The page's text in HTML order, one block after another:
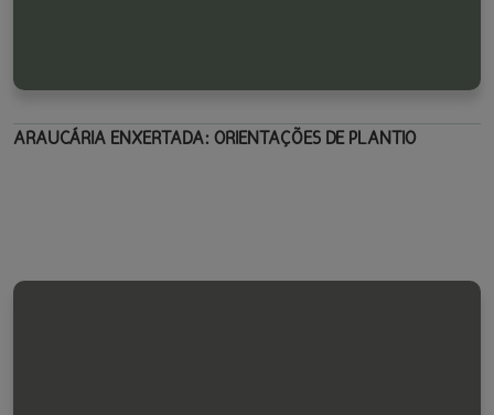
ARAUCÁRIA ENXERTADA: ORIENTAÇÕES DE PLANTIO